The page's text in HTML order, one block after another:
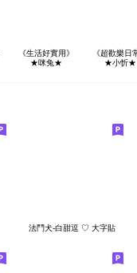
《生活好實用》
★咪兔★
《超歡樂日
★小忻★
法鬥犬-白甜逗 ♡ 大字貼